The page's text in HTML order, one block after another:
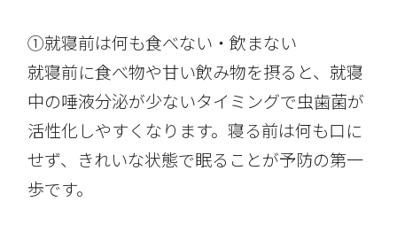
①就寝前は何も食べない・飲まない
就寝前に食べ物や甘い飲み物を摂ると、就寝
中の唾液分泌が少ないタイミングで虫歯菌が
活性化しやすくなります。寝る前は何も口に
せず、きれいな状態で眠ることが予防の第一
歩です。